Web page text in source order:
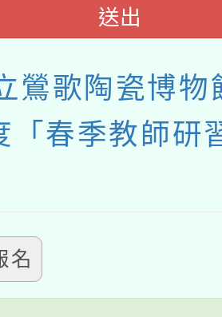
送出
鶯歌陶瓷博物
「春季教師研
名